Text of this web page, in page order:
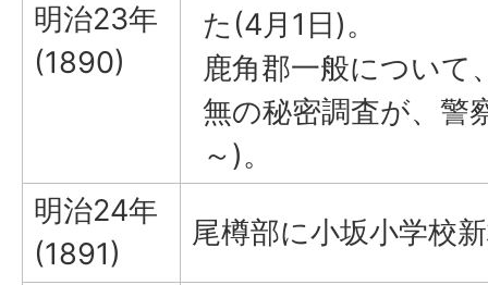
明治23年
(1890)
た(4月1日)。
鹿角郡一般について
無の秘密調査が、警
～)。
明治24年
(1891)
尾樽部に小坂小学校